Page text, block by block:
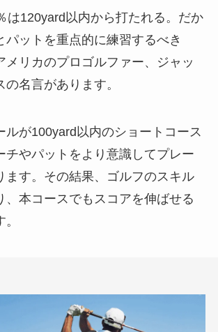
は120yard以内から打たれる。だか
パットを重点的に練習するべき
メリカのプロゴルファー、ジャッ
名言があります。
ルが100yard以内のショートコース
チやパットをより意識してプレー
ます。その結果、ゴルフのスキル
、本コースでもスコアを伸ばせる